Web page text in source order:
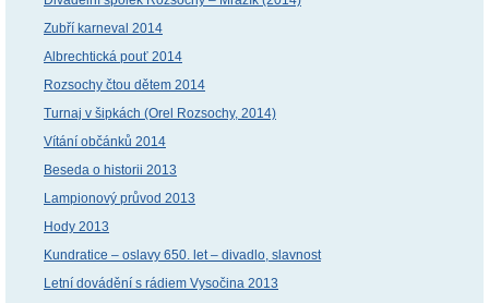
Zubří karneval 2014
Albrechtická pouť 2014
Rozsochy čtou dětem 2014
Turnaj v šipkách (Orel Rozsochy, 2014)
Vítání občánků 2014
Beseda o historii 2013
Lampionový průvod 2013
Hody 2013
Kundratice – oslavy 650. let – divadlo, slavnost
Letní dovádění s rádiem Vysočina 2013